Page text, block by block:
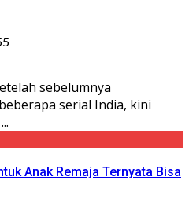
sebelumnya
serial India, kini
Anak Remaja Ternyata Bisa